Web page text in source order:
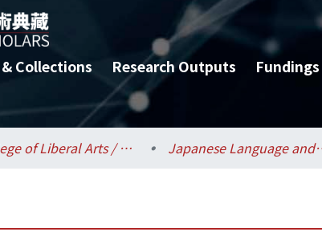
Collections Research Outputs
College of Liberal Arts / 文學院 Japanese